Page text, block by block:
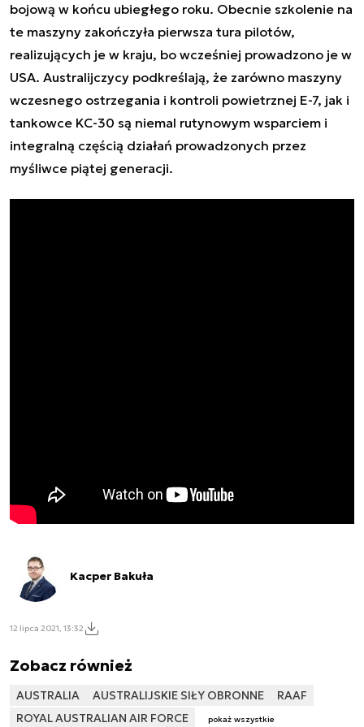
bojową w końcu ubiegłego roku. Obecnie szkolenie na
te maszyny zakończyła pierwsza tura pilotów,
realizujących je w kraju, bo wcześniej prowadzono je w
USA. Australijczycy podkreślają, że zarówno maszyny
wczesnego ostrzegania i kontroli powietrznej E-7, jak i
tankowce KC-30 są niemal rutynowym wsparciem i
integralną częścią działań prowadzonych przez
myśliwce piątej generacji.
Kacper Bakuła
12 lipca 2021, 13:32
Zobacz również
AUSTRALIA AUSTRALIJSKIE SIŁY OBRONNE
RAAF
ROYAL AUSTRALIAN AIR FORCE
pokaż wszystkie